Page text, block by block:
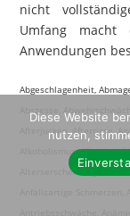
nicht
Umfang
Anwendungen
Abgeschlagenheit, Abmagerung, Abschuppung nach Kinderkrankheiten, Abszess, Abszesse, Abwehrschwäche, Adipositas, Ängste, Afterbluten, Afterbrennen, Afterjucken, Afterrisse, Agalaktie, Aggressivität, Akne, Albträume, Albuminurie, Alkoholismus, Allergien, Alopezia Areata, Altersbeschwerden, Altersbronchitis, Alterserscheinungen, Altersherz, Ameisenlaufen, Amenorrhoe, Analfissuren, Anfallsartige Schmerzen, Angina, Angina Pectoris, Angina pectoris, Angst, Antriebsschwäche, Anämie, Apathie, Aphten, Apoplex, Appetitlosigkeit, Arterioskleorse, Arteriosklerose, Arthritis, Arthrose, Arzneimittel-Ekzem, Asthma, Aszites, Atembeschwerden, Atemnot, Aufstossen, Augenentzündung, Augenprobleme, Augenschmerzen, Ausbleibende Periode, Ausfluss, Bauchfellentzündung, Bauchkrämpfe, Bauchschmerzen, Benignes Prostatasyndrom, Benommenheit, Besenreiser, Bettnässen, Bindegewebsschwäche, Bindehautentzündung, Blasen, Blasenentzündung, Blasenkrämpfe, Blasenschwäche, Blasensteine, Blaue Flecken, Blaue Lippen, Blaues Auge, Blinddarmreizung, Blutarmut, Bluterguss, Blutergüsse, Bluthochdruck, Bluthusten, Blutiger Stuhl, Blutschwämmchen, Blutung, Blutungen, Blutungsneigung, Blähungen, Blähungen.durchfall, Blässe, Brandwunden, Brechdurchfall, Brechreiz, Brennen beim Wasserlassen, Brennende Augen, Bronchialasthma, Bronchitis, Bronchopneumonie, Brustentzündung, Brustfellentzündung, Brustknoten, Brustschmerzen, Brüchige Fingernägel, Burn out, Bänderriss , COPD, Candida, Cholera, Cholezystitis, Chronische Bronchitis, Colitis ulcerosa, Cyanose, Cystitis, Dammriss, Dammschnitt, Darmentzündung, Darmkolik, Darmkoliken, Darmkrämpfe, Darmträgheit, Daumenballenschmerz, Dekubitus, Depression, Depressionen, Depressiv, Diarrhoe, Diphterie, Durchblutungsstörungen, Durchfall, Durst, Dymenorrhoe, Dysenterie, Dysmenorrhoe, Dyspepsie, Dyspnoe , Eierstockentzündung, Eierstockzysten, Eingeschlafene Hände, Eiterungen, Ekzeme, Emphysem, Endocarditis, Endokarditis, Entgiftung, Entwicklungsverzögerung, Entwöhnung, Entzündungen, Epilepsie, Erbrechen, Erfrierung, Erfrierungen, Erkältung, Erschöpfung, Erysipel, Fersenschmerz, Fettige Haut, Fettleber, Fettsucht, Fieber, Fieberkrämpfe, Flechten, Fliess-Schnupfen, Fliessschnupfen, Flüssigkeitsverlust, Frauenbeschwerden, Frieren, Frostbeulen, Frostempfindlichkeit, Frösteln, Furunkel, Fussschweiss, Gallenblasenentzündung, Gallengriess, Gallenkolik, Gallenschwäche, Gallenstauung, Gallensteine, Gallenwegsentzündung, Gastritis, Gastroenteritis, Geburt, Geburtserleichternde Mittel, Gebärmutterblutungen, Gebärmutterkrämpfe, Gebärmutterrückbildung nach der Geburt, Gebärmuttersenkung, Gebärmuttervorfall, Gedächtnisschwäche, Gehirnerschütterung, Geistige Retardierung, Gelbsucht, Gelenkentzündung, Gelenkentzündungen, Gelenkrheumatismus, Gelenkschmerzen, Gerstenkorn, Gerstenkörner, Geräuschempfindlichkeit, Geschwollene Augen, Geschwollene Brüste, Geschwollene Füsse, Geschwollene Lymphknoten, Geschwüre, Gesichtsneuralgie, Gesichtsneuralgien, Gesichtsrose, Gesichtsverletzung, Gicht, Gliederschmerzen, Glomerulonephritis, Graue Haare, Grind, Grippaler Infekt, Grippe, Gürtelrose, HWS-Syndrom, Haarausfall, Halsentzündung, Halsschmerzen, Harnbrennen,
Diese Website
nutzen,